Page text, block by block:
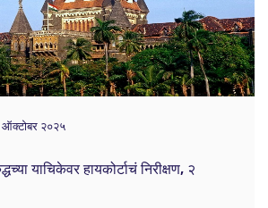
२०२५
याचिकेवर हायकोर्टाचं निरीक्षण, २